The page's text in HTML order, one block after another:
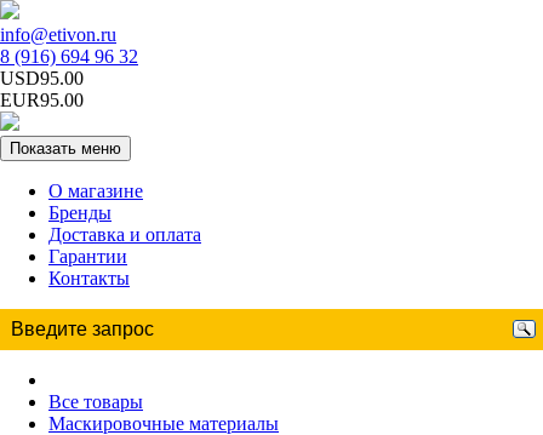
info@etivon.ru
8 (916) 694 96 32
USD95.00
EUR95.00
Показать меню
О магазине
Бренды
Доставка и оплата
Гарантии
Контакты
Все товары
Маскировочные материалы